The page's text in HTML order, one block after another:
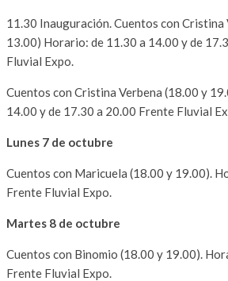
11.30 Inauguración. Cuentos con Cristina
13.00) Horario: de 11.30 a 14.00 y de
Fluvial Expo.
Cuentos con Cristina Verbena (18.00 y
14.00 y de 17.30 a 20.00 Frente Fluvial
Lunes 7 de octubre
Cuentos con Maricuela (18.00 y 19.00).
Frente Fluvial Expo.
Martes 8 de octubre
Cuentos con Binomio (18.00 y 19.00).
Frente Fluvial Expo.